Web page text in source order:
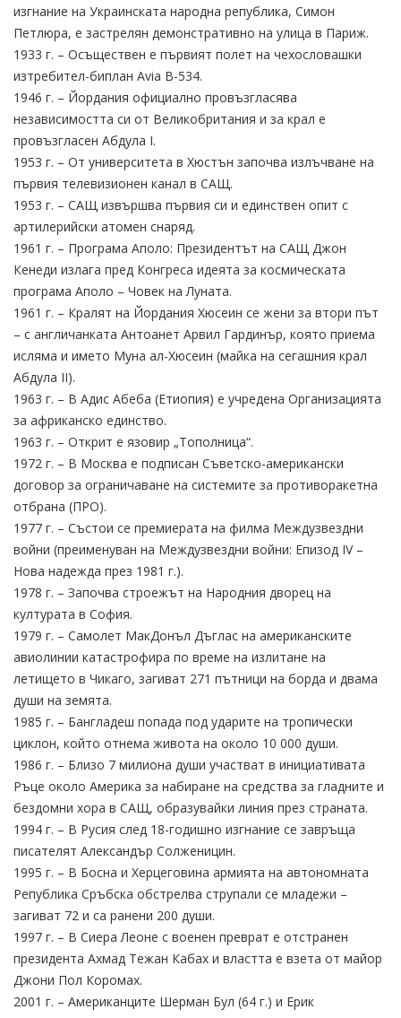
изгнание на Украинската народна република, Симон
Петлюра, е застрелян демонстративно на улица в Париж.
1933 г. – Осъществен е първият полет на чехословашки
изтребител-биплан Avia B-534.
1946 г. – Йордания официално провъзгласява
независимостта си от Великобритания и за крал е
провъзгласен Абдула I.
1953 г. – От университета в Хюстън започва излъчване на
първия телевизионен канал в САЩ.
1953 г. – САЩ извършва първия си и единствен опит с
артилерийски атомен снаряд.
1961 г. – Програма Аполо: Президентът на САЩ Джон
Кенеди излага пред Конгреса идеята за космическата
програма Аполо – Човек на Луната.
1961 г. – Кралят на Йордания Хюсеин се жени за втори път
– с англичанката Антоанет Арвил Гардинър, която приема
исляма и името Муна ал-Хюсеин (майка на сегашния крал
Абдула II).
1963 г. – В Адис Абеба (Етиопия) е учредена Организацията
за африканско единство.
1963 г. – Открит е язовир „Тополница“.
1972 г. – В Москва е подписан Съветско-американски
договор за ограничаване на системите за противоракетна
отбрана (ПРО).
1977 г. – Състои се премиерата на филма Междузвездни
войни (преименуван на Междузвездни войни: Епизод IV –
Нова надежда през 1981 г.).
1978 г. – Започва строежът на Народния дворец на
културата в София.
1979 г. – Самолет МакДонъл Дъглас на американските
авиолинии катастрофира по време на излитане на
летището в Чикаго, загиват 271 пътници на борда и двама
души на земята.
1985 г. – Бангладеш попада под ударите на тропически
циклон, който отнема живота на около 10 000 души.
1986 г. – Близо 7 милиона души участват в инициативата
Ръце около Америка за набиране на средства за гладните и
бездомни хора в САЩ, образувайки линия през страната.
1994 г. – В Русия след 18-годишно изгнание се завръща
писателят Александър Солженицин.
1995 г. – В Босна и Херцеговина армията на автономната
Република Сръбска обстрелва струпали се младежи –
загиват 72 и са ранени 200 души.
1997 г. – В Сиера Леоне с военен преврат е отстранен
президента Ахмад Тежан Кабах и властта е взета от майор
Джони Пол Коромах.
2001 г. – Американците Шерман Бул (64 г.) и Ерик